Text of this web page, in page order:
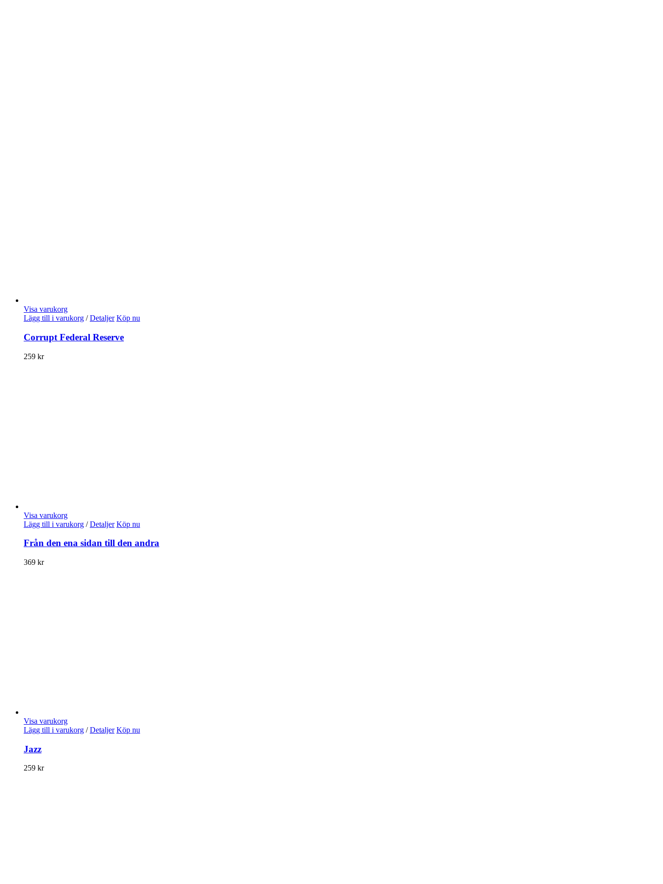
Visa varukorg
Lägg till i varukorg / Detaljer Köp nu
Corrupt Federal Reserve
259 kr
Visa varukorg
Lägg till i varukorg / Detaljer Köp nu
Från den ena sidan till den andra
369 kr
Visa varukorg
Lägg till i varukorg / Detaljer Köp nu
Jazz
259 kr